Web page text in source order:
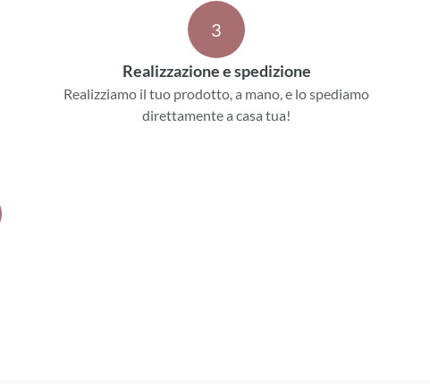
3
Realizzazione e spedizione
Realizziamo il tuo prodotto, a mano, e lo spediamo
direttamente a casa tua!